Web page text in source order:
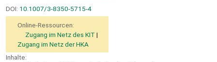
DOI: 10.1007/3-8350-5715-4
Online-Ressourcen:
Zugang im Netz des KIT
Zugang im Netz der HKA
Inhalte: